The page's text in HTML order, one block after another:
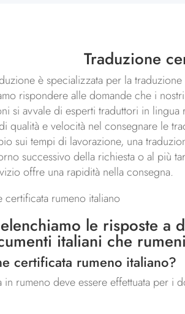
Traduzione
è specializzata per la
rispondere alle domande che i
si avvale di esperti traduttori in
qualità e velocità nel consegnare le
sui tempi di lavorazione, una
successivo della richiesta o al più
offre una rapidità nella consegna.
certificata rumeno italiano
le risposte a
italiani che
certificata rumeno italiano?
in rumeno deve essere effettuata per i